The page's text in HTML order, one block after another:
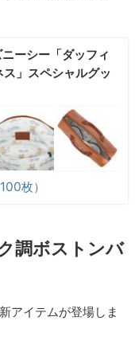
ーシー「ダッフィ
」スペシャルグッ
枚）
調ボストンバ
アイテムが登場しま